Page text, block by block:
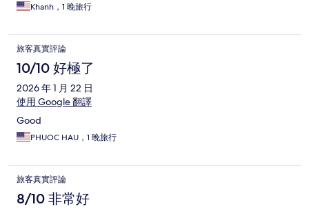
Khanh，1 晚旅行
旅客真實評論
10/10 好極了
2026 年 1 月 22 日
使用 Google 翻譯
Good
PHUOC HAU，1 晚旅行
旅客真實評論
8/10 非常好